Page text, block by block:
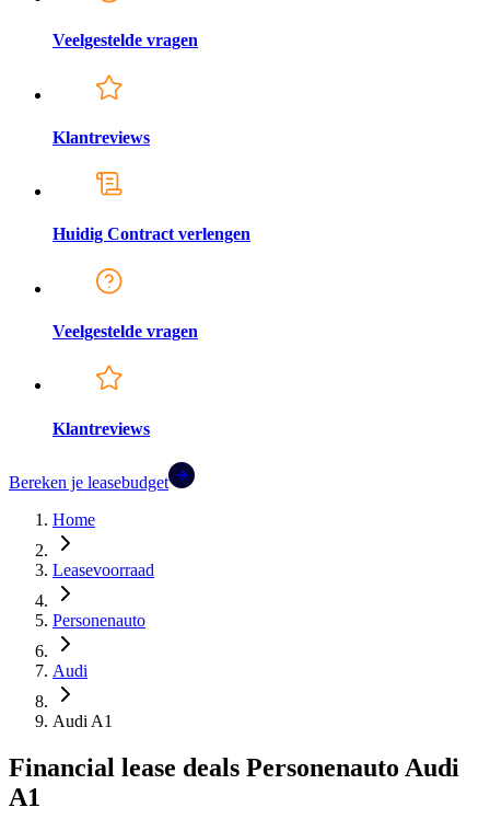
Veelgestelde vragen
Klantreviews
Huidig Contract verlengen
Veelgestelde vragen
Klantreviews
Bereken je leasebudget
Home
Leasevoorraad
Personenauto
Audi
Audi A1
Financial lease deals Personenauto Audi
A1